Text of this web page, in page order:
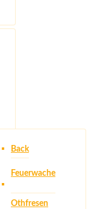
Back
Feuerwache
Othfresen